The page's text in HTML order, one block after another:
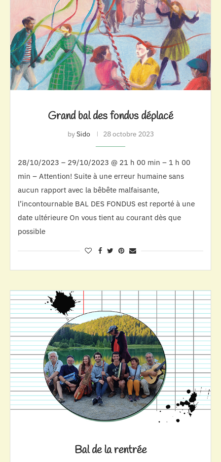
Grand bal des fondus déplacé
bySido 28 octobre 2023
28/10/2023 – 29/10/2023 @ 21 h 00 min – 1 h 00
min – Attention! Suite à une erreur humaine sans
aucun rapport avec la bêbête malfaisante,
l’incontournable BAL DES FONDUS est reporté à une
date ultérieure On vous tient au courant dès que
possible
Bal de la rentrée